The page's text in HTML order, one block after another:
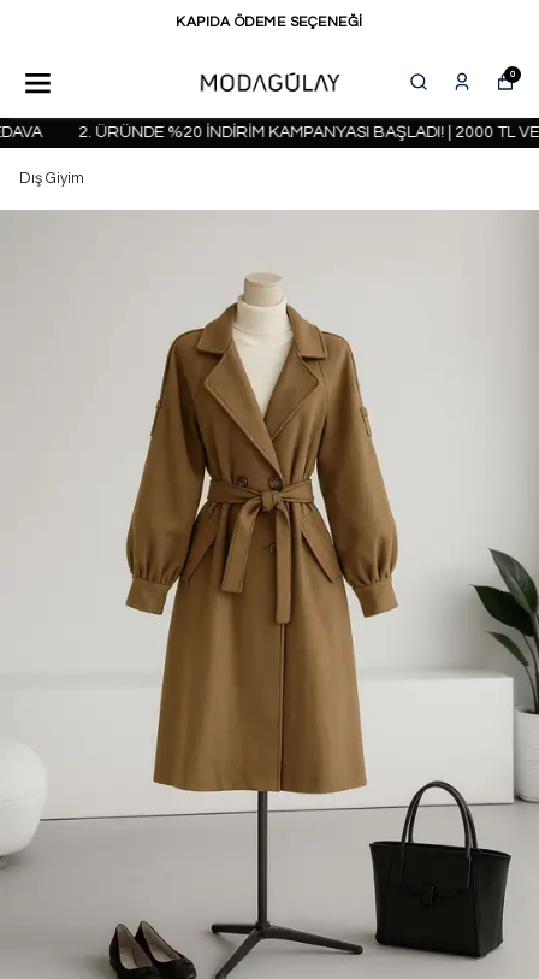
KAPIDA ÖDEME SEÇENEĞİ
0
2. ÜRÜNDE %20 İNDİRİM KAMPANYASI BAŞLADI! | 2000 TL VE
Dış Giyim